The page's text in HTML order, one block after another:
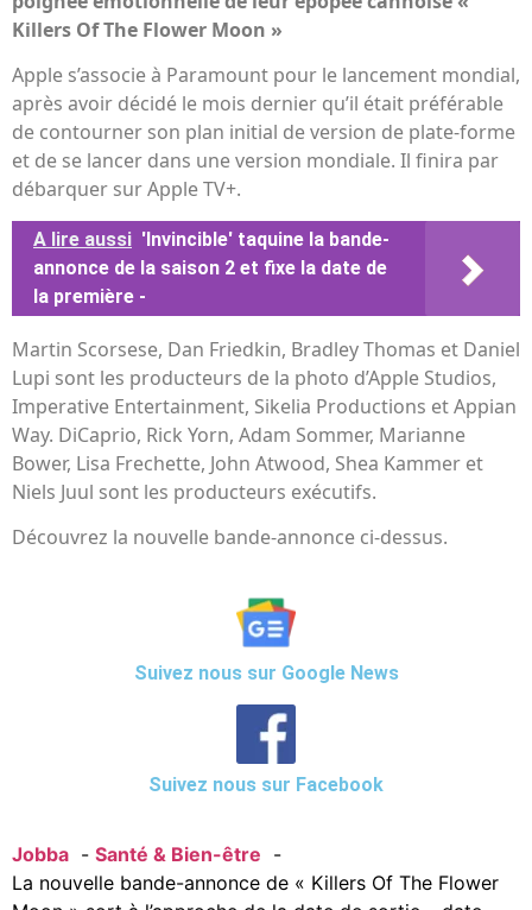
Killers Of The Flower Moon »
Apple s’associe à Paramount pour le lancement mondial,
après avoir décidé le mois dernier qu’il était préférable
de contourner son plan initial de version de plate-forme
et de se lancer dans une version mondiale. Il finira par
débarquer sur Apple TV+.
A lire aussi 'Invincible' taquine la bande-
annonce de la saison 2 et fixe la date de
la première -
Martin Scorsese, Dan Friedkin, Bradley Thomas et Daniel
Lupi sont les producteurs de la photo d’Apple Studios,
Imperative Entertainment, Sikelia Productions et Appian
Way. DiCaprio, Rick Yorn, Adam Sommer, Marianne
Bower, Lisa Frechette, John Atwood, Shea Kammer et
Niels Juul sont les producteurs exécutifs.
Découvrez la nouvelle bande-annonce ci-dessus.
Suivez nous sur Google News
Suivez nous sur Facebook
Jobba
Santé & Bien-être
La nouvelle bande-annonce de « Killers Of The Flower